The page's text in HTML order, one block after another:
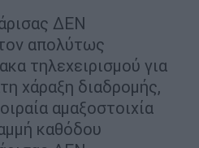
ΔΕΝ
απολύτως
τηλεχειρισμού για
χάραξη διαδρομής,
αμαξοστοιχία
καθόδου